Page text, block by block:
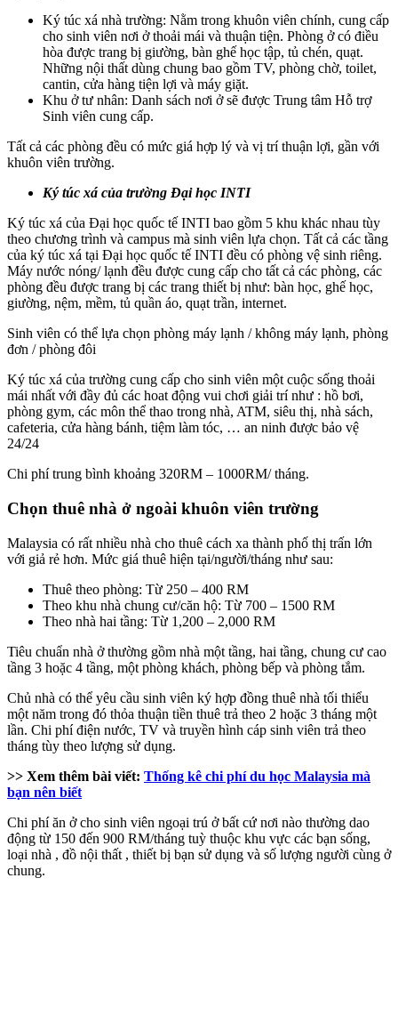
Ký túc xá nhà trường: Nằm trong khuôn viên chính, cung cấp
cho sinh viên nơi ở thoải mái và thuận tiện. Phòng ở có điều
hòa được trang bị giường, bàn ghế học tập, tủ chén, quạt.
Những nội thất dùng chung bao gồm TV, phòng chờ, toilet,
cantin, cửa hàng tiện lợi và máy giặt.
Khu ở tư nhân: Danh sách nơi ở sẽ được Trung tâm Hỗ trợ
Sinh viên cung cấp.
Tất cả các phòng đều có mức giá hợp lý và vị trí thuận lợi, gần với
khuôn viên trường.
Ký túc xá của trường Đại học INTI
Ký túc xá của Đại học quốc tế INTI bao gồm 5 khu khác nhau tùy
theo chương trình và campus mà sinh viên lựa chọn. Tất cả các tầng
của ký túc xá tại Đại học quốc tế INTI đều có phòng vệ sinh riêng.
Máy nước nóng/ lạnh đều được cung cấp cho tất cả các phòng, các
phòng đều được trang bị các trang thiết bị như: bàn học, ghế học,
giường, nệm, mềm, tủ quần áo, quạt trần, internet.
Sinh viên có thể lựa chọn phòng máy lạnh / không máy lạnh, phòng
đơn / phòng đôi
Ký túc xá của trường cung cấp cho sinh viên một cuộc sống thoải
mái nhất với đầy đủ các hoat động vui chơi giải trí như : hồ bơi,
phòng gym, các môn thể thao trong nhà, ATM, siêu thị, nhà sách,
cafeteria, cửa hàng bánh, tiệm làm tóc, … an ninh được bảo vệ
24/24
Chi phí trung bình khoảng 320RM – 1000RM/ tháng.
Chọn thuê nhà ở ngoài khuôn viên trường
Malaysia có rất nhiều nhà cho thuê cách xa thành phố thị trấn lớn
với giả rẻ hơn. Mức giá thuê hiện tại/người/tháng như sau:
Thuê theo phòng: Từ 250 – 400 RM
Theo khu nhà chung cư/căn hộ: Từ 700 – 1500 RM
Theo nhà hai tầng: Từ 1,200 – 2,000 RM
Tiêu chuẩn nhà ở thường gồm nhà một tầng, hai tầng, chung cư cao
tầng 3 hoặc 4 tầng, một phòng khách, phòng bếp và phòng tắm.
Chủ nhà có thể yêu cầu sinh viên ký hợp đồng thuê nhà tối thiểu
một năm trong đó thỏa thuận tiền thuê trả theo 2 hoặc 3 tháng một
lần. Chi phí điện nước, TV và truyền hình cáp sinh viên trả theo
tháng tùy theo lượng sử dụng.
>> Xem thêm bài viết: Thống kê chi phí du học Malaysia mà
bạn nên biết
Chi phí ăn ở cho sinh viên ngoại trú ở bất cứ nơi nào thường dao
động từ 150 đến 900 RM/tháng tuỳ thuộc khu vực các bạn sống,
loại nhà , đồ nội thất , thiết bị bạn sử dụng và số lượng người cùng ở
chung.